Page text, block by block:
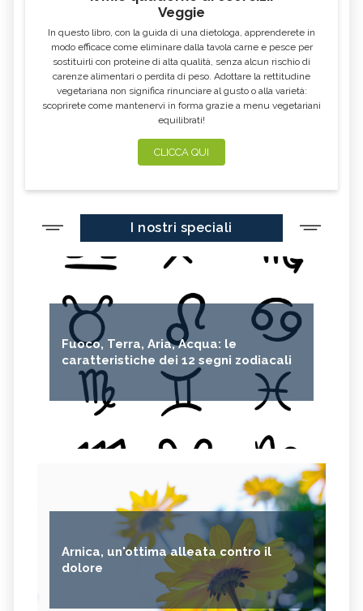
Veggie
In questo libro, con la guida di una dietologa, apprenderete in
modo efficace come eliminare dalla tavola carne e pesce per
sostituirli con proteine di alta qualità, senza alcun rischio di
carenze alimentari o perdita di peso. Adottare la rettitudine
vegetariana non significa rinunciare al gusto o alla varietà:
scoprirete come mantenervi in forma grazie a menu vegetariani
equilibrati!
CLICCA QUI
I nostri speciali
Fuoco, Terra, Aria, Acqua: le
caratteristiche dei 12 segni zodiacali
Arnica, un'ottima alleata contro il
dolore